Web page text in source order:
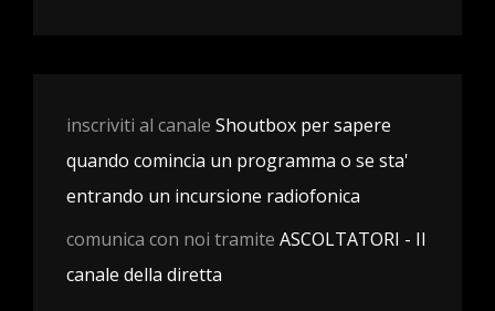
inscriviti al canale Shoutbox per sapere
quando comincia un programma o se sta'
entrando un incursione radiofonica
comunica con noi tramite ASCOLTATORI - Il
canale della diretta